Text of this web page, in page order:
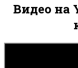
Видео на